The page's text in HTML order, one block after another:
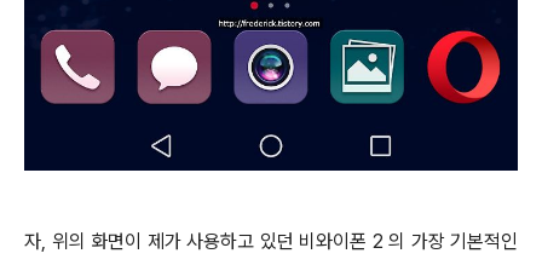
자, 위의 화면이 제가 사용하고 있던 비와이폰 2 의 가장 기본적인